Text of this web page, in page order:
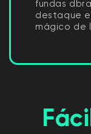
fundas
destaque
mágico de